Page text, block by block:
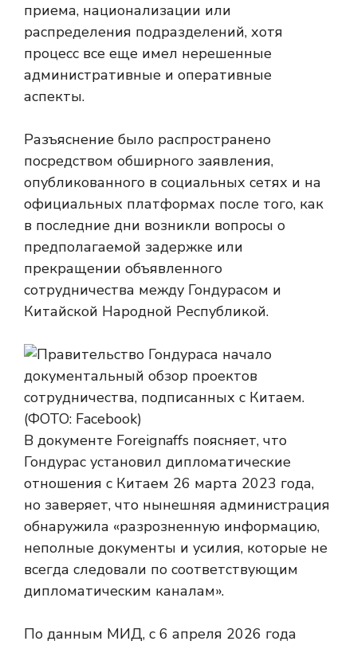
приема, национализации или
распределения подразделений, хотя
процесс все еще имел нерешенные
административные и оперативные
аспекты.
Разъяснение было распространено
посредством обширного заявления,
опубликованного в социальных сетях и на
официальных платформах после того, как
в последние дни возникли вопросы о
предполагаемой задержке или
прекращении объявленного
сотрудничества между Гондурасом и
Китайской Народной Республикой.
В документе Foreignaffs поясняет, что
Гондурас установил дипломатические
отношения с Китаем 26 марта 2023 года,
но заверяет, что нынешняя администрация
обнаружила «разрозненную информацию,
неполные документы и усилия, которые не
всегда следовали по соответствующим
дипломатическим каналам».
По данным МИД, с 6 апреля 2026 года